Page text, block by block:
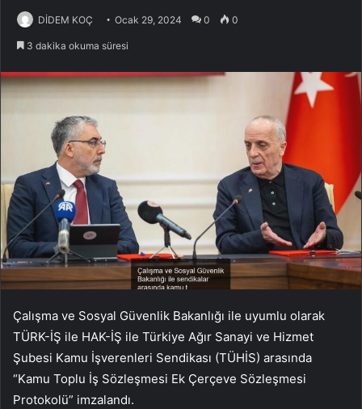
DİDEM KOÇ Ocak 29, 2024 0 0
3 dakika okuma süresi
Çalışma ve Sosyal Güvenlik Bakanlığı ile uyumlu olarak
TÜRK-İŞ ile HAK-İŞ ile Türkiye Ağır Sanayi ve Hizmet
Şubesi Kamu İşverenleri Sendikası (TÜHİS) arasında
“Kamu Toplu İş Sözleşmesi Ek Çerçeve Sözleşmesi
Protokolü” imzalandı.